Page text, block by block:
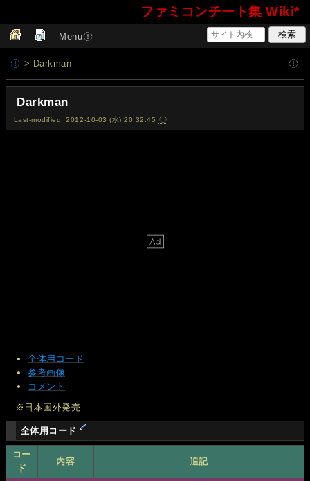
ファミコンチート集 Wiki*
Menu
> Darkman
Darkman
Last-modified: 2012-10-03 (水) 20:32:45
全体用コード
参考画像
コメント
※日本国外発売
全体用コード
コー
ド
内容 追記